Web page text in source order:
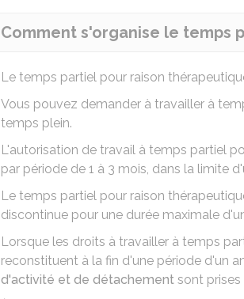
Comment s'organise le temps
Le temps partiel pour raison
Vous pouvez demander à travailler à
temps plein.
L'autorisation de travail à temps partiel
par période de 1 à 3 mois, dans la limite
Le temps partiel pour raison
discontinue pour une durée maximale
Lorsque les droits à travailler à temps
reconstituent à la fin d'une période d'un
d'activité et de détachement sont